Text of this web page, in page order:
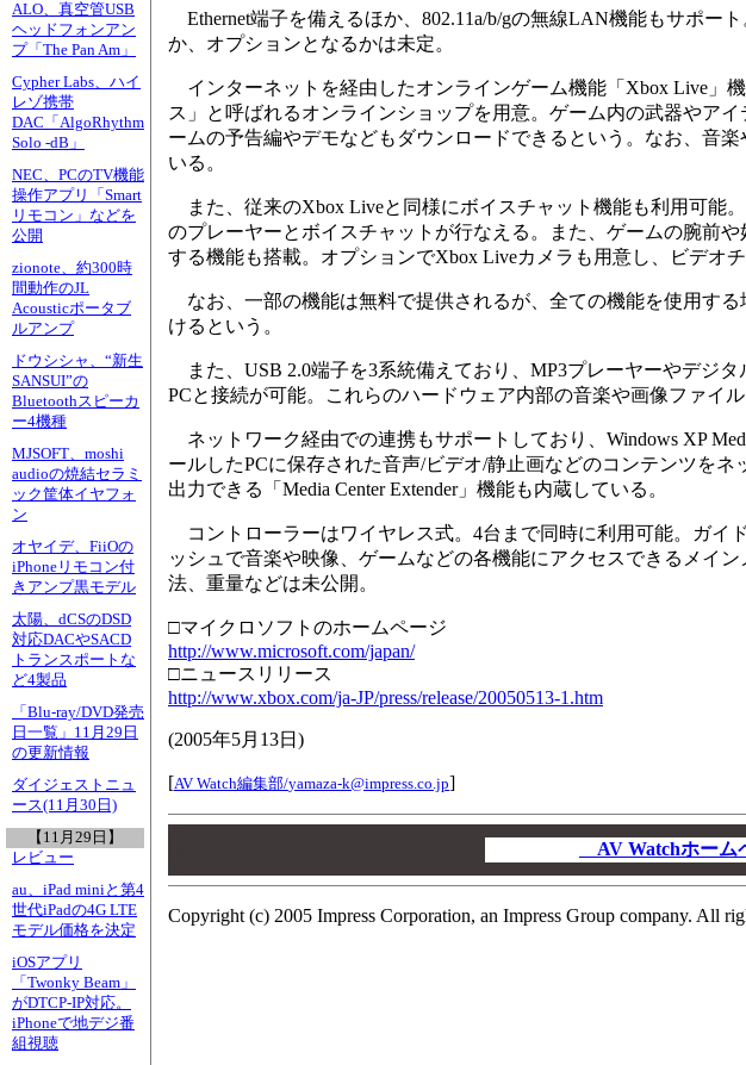
ALO、真空管USB
ヘッドフォンアン
プ「The Pan Am」
Cypher Labs、ハイ
レゾ携帯
DAC「AlgoRhythm
Solo -dB」
NEC、PCのTV機能
操作アプリ「Smart
リモコン」などを
公開
zionote、約300時
間動作のJL
Acousticポータブ
ルアンプ
ドウシシャ、“新生
SANSUI”の
Bluetoothスピーカ
ー4機種
MJSOFT、moshi
audioの焼結セラミ
ック筐体イヤフォ
ン
オヤイデ、FiiOの
iPhoneリモコン付
きアンプ黒モデル
太陽、dCSのDSD
対応DACやSACD
トランスポートな
ど4製品
「Blu-ray/DVD発売
日一覧」11月29日
の更新情報
ダイジェストニュ
ース(11月30日)
【11月29日】
レビュー
au、iPad miniと第4
世代iPadの4G LTE
モデル価格を決定
iOSアプリ
「Twonky Beam」
がDTCP-IP対応。
iPhoneで地デジ番
組視聴
Ethernet端子を備えるほか、802.11a/b/gの無線LAN機能もサポー
か、オプションとなるかは未定。
インターネットを経由したオンラインゲーム機能「Xbox Live」
ス」と呼ばれるオンラインショップを用意。ゲーム内の武器やア
ームの予告編やデモなどもダウンロードできるという。なお、音
いる。
また、従来のXbox Liveと同様にボイスチャット機能も利用可能
のプレーヤーとボイスチャットが行なえる。また、ゲームの腕前
する機能も搭載。オプションでXbox Liveカメラも用意し、ビデオ
なお、一部の機能は無料で提供されるが、全ての機能を使用す
けるという。
また、USB 2.0端子を3系統備えており、MP3プレーヤーやデジタ
PCと接続が可能。これらのハードウェア内部の音楽や画像ファイル
ネットワーク経由での連携もサポートしており、Windows XP
ールしたPCに保存された音声/ビデオ/静止画などのコンテンツをネ
出力できる「Media Center Extender」機能も内蔵している。
コントローラーはワイヤレス式。4台まで同時に利用可能。ガイ
ッシュで音楽や映像、ゲームなどの各機能にアクセスできるメイ
法、重量などは未公開。
□マイクロソフトのホームページ
http://www.microsoft.com/japan/
□ニュースリリース
http://www.xbox.com/ja-JP/press/release/20050513-1.htm
(2005年5月13日 )
[AV Watch編集部/yamaza-k@impress.co.jp]
AV Watchホー
Copyright (c) 2005 Impress Corporation, an Impress Group company. All